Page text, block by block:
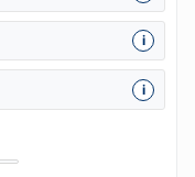
i
i